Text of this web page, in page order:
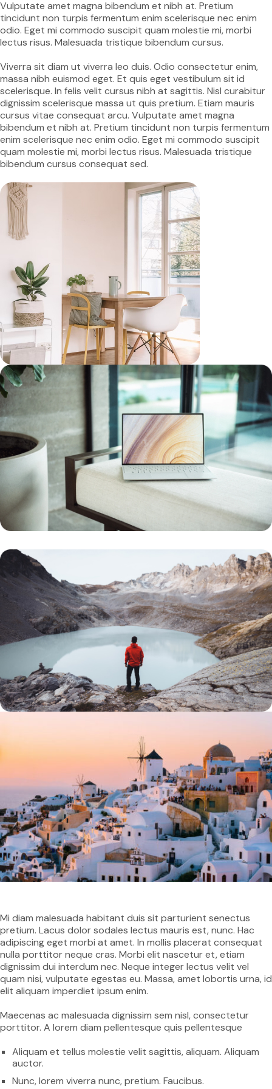
Vulputate amet magna bibendum et nibh at. Pretium
tincidunt non turpis fermentum enim scelerisque nec enim
odio. Eget mi commodo suscipit quam molestie mi, morbi
lectus risus. Malesuada tristique bibendum cursus.
Viverra sit diam ut viverra leo duis. Odio consectetur enim,
massa nibh euismod eget. Et quis eget vestibulum sit id
scelerisque. In felis velit cursus nibh at sagittis. Nisl curabitur
dignissim scelerisque massa ut quis pretium. Etiam mauris
cursus vitae consequat arcu. Vulputate amet magna
bibendum et nibh at. Pretium tincidunt non turpis fermentum
enim scelerisque nec enim odio. Eget mi commodo suscipit
quam molestie mi, morbi lectus risus. Malesuada tristique
bibendum cursus consequat sed.
Mi diam malesuada habitant duis sit parturient senectus
pretium. Lacus dolor sodales lectus mauris est, nunc. Hac
adipiscing eget morbi at amet. In mollis placerat consequat
nulla porttitor neque cras. Morbi elit nascetur et, etiam
dignissim dui interdum nec. Neque integer lectus velit vel
quam nisi, vulputate egestas eu. Massa, amet lobortis urna, id
elit aliquam imperdiet ipsum enim.
Maecenas ac malesuada dignissim sem nisl, consectetur
porttitor. A lorem diam pellentesque quis pellentesque
Aliquam et tellus molestie velit sagittis, aliquam. Aliquam
auctor.
Nunc, lorem viverra nunc, pretium. Faucibus.